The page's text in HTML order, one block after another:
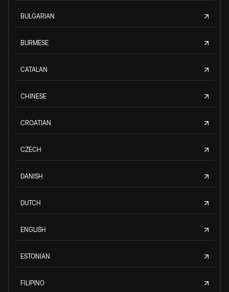
BULGARIAN
BURMESE
CATALAN
CHINESE
CROATIAN
CZECH
DANISH
DUTCH
ENGLISH
ESTONIAN
FILIPINO